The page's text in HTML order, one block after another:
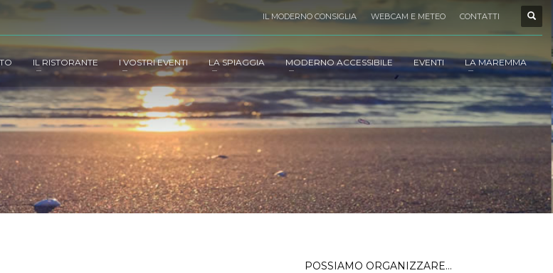
IL MODERNO CONSIGLIA WEBCAM E METEO CONTATTI
IL RISTORANTE I VOSTRI EVENTI LA SPIAGGIA MODERNO ACCESSIBILE EVENTI LA MAREMMA
POSSIAMO ORGANIZZARE…